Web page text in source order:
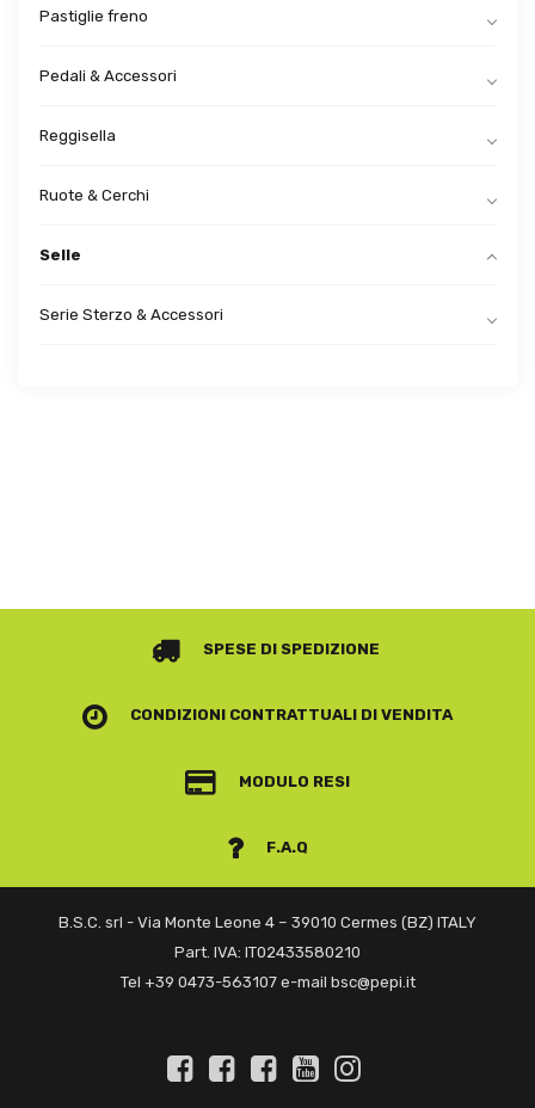
Pastiglie freno
Pedali & Accessori
Reggisella
Ruote & Cerchi
Selle
Serie Sterzo & Accessori
SPESE DI SPEDIZIONE
CONDIZIONI CONTRATTUALIDI VENDITA
MODULO RESI
F.A.Q
B.S.C. srl - Via Monte Leone 4 – 39010 Cermes (BZ) ITALY
Part. IVA: IT02433580210
Tel +39 0473-563107 e-mail bsc@pepi.it